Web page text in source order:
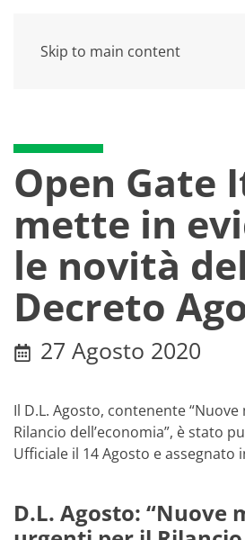
Skip to main content
Open Gate
mette in
le novità del
Decreto
27 Agosto 2020
Il D.L. Agosto, contenente
Rilancio dell’economia”, è stato
Ufficiale il 14 Agosto e assegnato
D.L. Agosto: “Nuove